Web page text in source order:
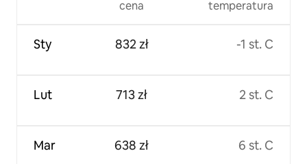
Sty
Lut
Mar
cena
832 zł
713 zł
638 zł
temperatura
-1 st. C
2 st. C
6 st. C